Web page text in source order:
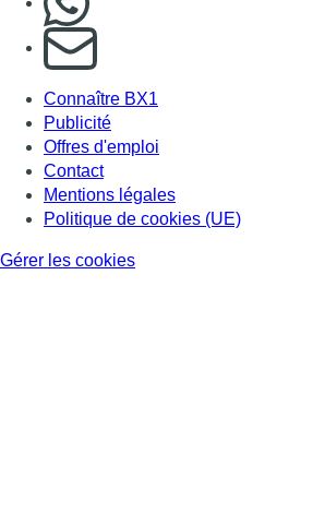
S'abonner à notre newsletter
Connaître BX1
Publicité
Offres d'emploi
Contact
Mentions légales
Politique de cookies (UE)
Gérer les cookies